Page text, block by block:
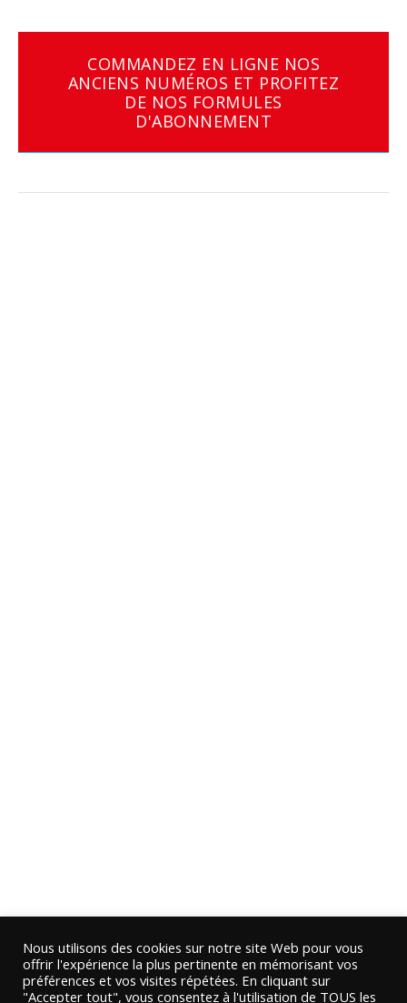
COMMANDEZ EN LIGNE NOS
ANCIENS NUMÉROS ET PROFITEZ
DE NOS FORMULES
D'ABONNEMENT
Nous utilisons des cookies sur notre site Web pour vous
offrir l'expérience la plus pertinente en mémorisant vos
préférences et vos visites répétées. En cliquant sur
"Accepter tout", vous consentez à l'utilisation de TOUS les